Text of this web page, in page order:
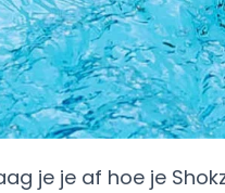
je je af hoe je